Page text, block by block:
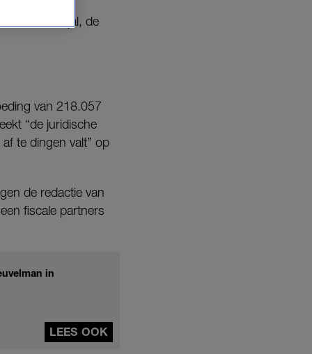
Boumanjal, de
van 218.057
“de juridische
te dingen valt” op
de redactie van
fiscale partners
in
LEES OOK